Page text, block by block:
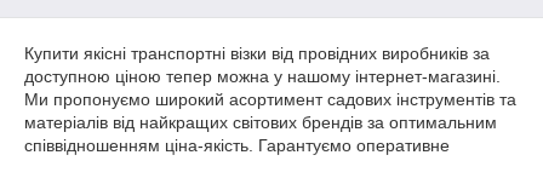
Купити якісні транспортні візки від провідних виробників за
доступною ціною тепер можна у нашому інтернет-магазині.
Ми пропонуємо широкий асортимент садових інструментів та
матеріалів від найкращих світових брендів за оптимальним
співвідношенням ціна-якість. Гарантуємо оперативне